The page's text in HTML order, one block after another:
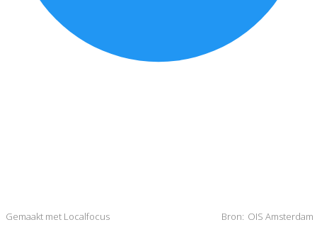
Bron: OIS Amsterdam
Gemaakt met Localfocus